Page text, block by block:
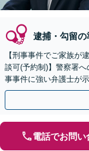
逮捕・勾留の
【刑事事件でご家族が
談可(予約制)】警察署
事事件に強い弁護士が
トします。【加害者側
電話でお問い